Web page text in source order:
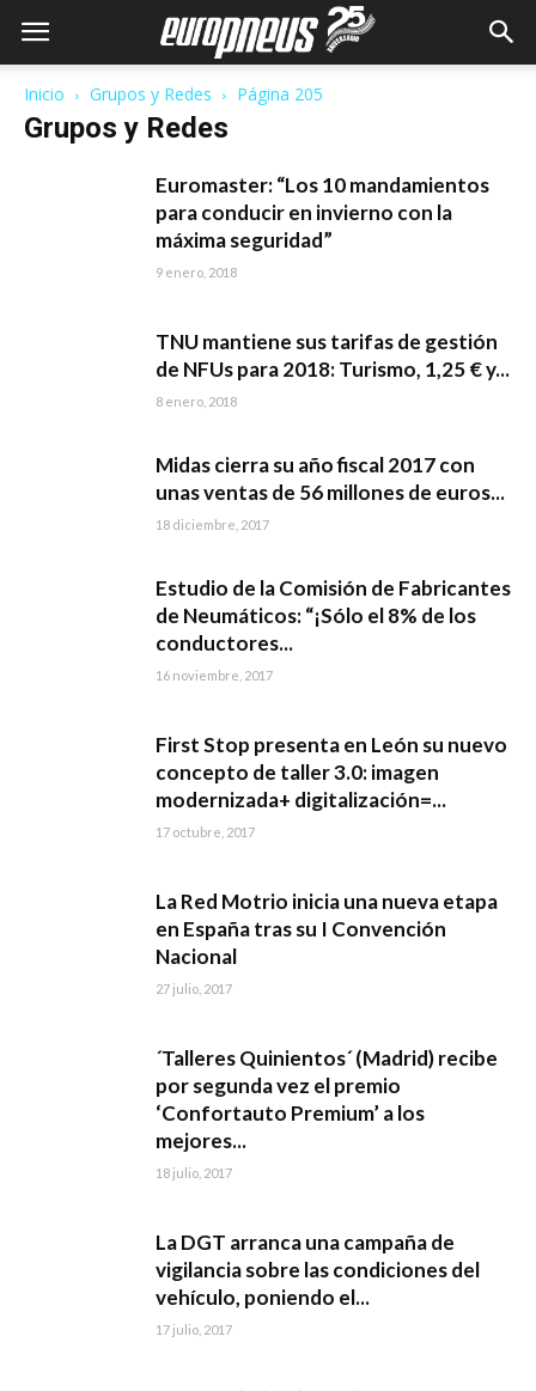
Inicio Grupos y Redes Página 205
Grupos y Redes
Euromaster: “Los 10 mandamientos
para conducir en invierno con la
máxima seguridad”
9 enero, 2018
TNU mantiene sus tarifas de gestión
de NFUs para 2018: Turismo, 1,25 € y...
8 enero, 2018
Midas cierra su año fiscal 2017 con
unas ventas de 56 millones de euros...
18 diciembre, 2017
Estudio de la Comisión de Fabricantes
de Neumáticos: “¡Sólo el 8% de los
conductores...
16 noviembre, 2017
First Stop presenta en León su nuevo
concepto de taller 3.0: imagen
modernizada+ digitalización=...
17 octubre, 2017
La Red Motrio inicia una nueva etapa
en España tras su I Convención
Nacional
27 julio, 2017
´Talleres Quinientos´ (Madrid) recibe
por segunda vez el premio
‘Confortauto Premium’ a los
mejores...
18 julio, 2017
La DGT arranca una campaña de
vigilancia sobre las condiciones del
vehículo, poniendo el...
17 julio, 2017